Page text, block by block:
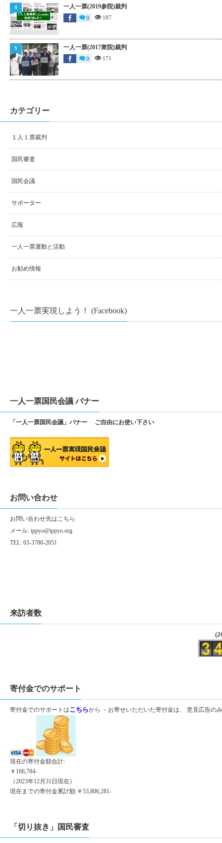
一人一票(2019参院)裁判
0 187
4
一人一票(2017衆院)裁判
0 171
5
カテゴリー
１人１票裁判
国民審査
国民会議
サポーター
広報
一人一票運動と活動
お勧め情報
一人一票実現しよう！ (Facebook)
一人一票国民会議 バナー
「一人一票国民会議」バナー ご自由にお使い下さい
お問い合わせ
お問い合わせ先はこちら
メール: ippyo@ippyo.org
TEL: 03-3780-2051
来訪者数
寄付金でのサポート
寄付金でのサポートはこちらから －お寄せいただいた寄付金は、 意見広告の
現在の寄付金額合計:
￥166,784-
（2023年12月31日現在）
現在までの寄付金累計額:￥53,806,281-
「切り抜き」国民審査